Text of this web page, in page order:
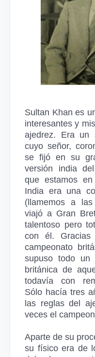
Sultan Khan es
interesantes y
ajedrez. Era un
cuyo señor,
se fijó en su
versión india
que estamos
India era una
(llamemos a
viajó a Gran
talentoso pero
con él.
campeonato
supuso todo un
británica de
todavía con
Sólo hacía tres
las reglas del
veces el
Aparte de su
su físico era de